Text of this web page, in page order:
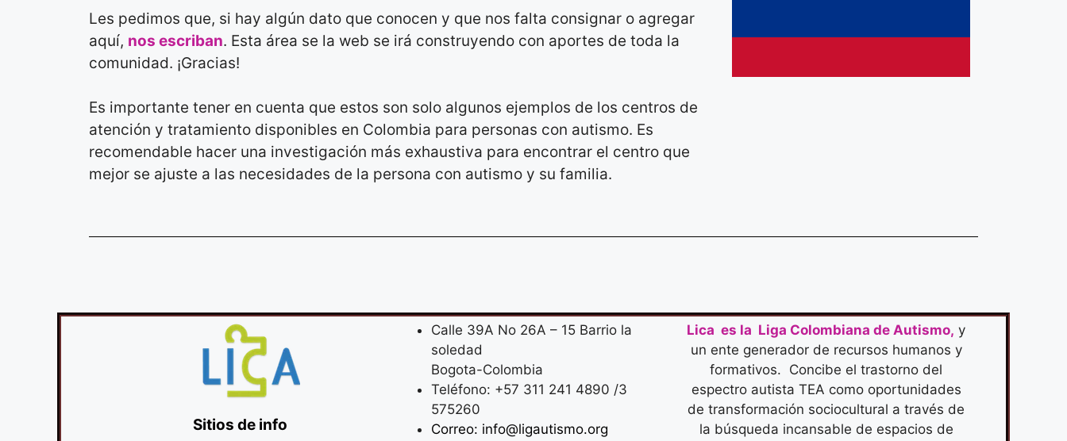
Les pedimos que, si hay algún dato que conocen y que nos falta consignar o agregar
aquí, nos escriban. Esta área se la web se irá construyendo con aportes de toda la
comunidad. ¡Gracias!
Es importante tener en cuenta que estos son solo algunos ejemplos de los centros de
atención y tratamiento disponibles en Colombia para personas con autismo. Es
recomendable hacer una investigación más exhaustiva para encontrar el centro que
mejor se ajuste a las necesidades de la persona con autismo y su familia.
Sitios de info
Calle 39A No 26A – 15 Barrio la
soledad
Bogota-Colombia
Teléfono: +57 311 241 4890 /3
575260
Correo: info@ligautismo.org
Lica es la Liga Colombiana de Autismo, y
un ente generador de recursos humanos y
formativos. Concibe el trastorno del
espectro autista TEA como oportunidades
de transformación sociocultural a través de
la búsqueda incansable de espacios de